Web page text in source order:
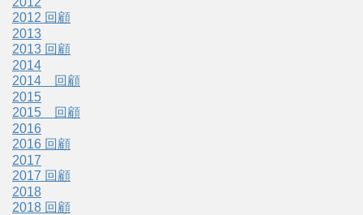
2012 回顧
2013
2013 回顧
2014
2014 回顧
2015
2015 回顧
2016
2016 回顧
2017
2017 回顧
2018
2018 回顧